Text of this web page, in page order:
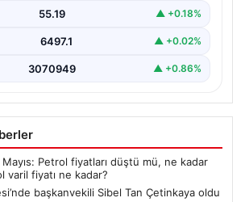
55.19 ▲ +0.18%
6497.1 ▲ +0.02%
3070949 ▲ +0.86%
Petrol fiyatları düştü mü, ne kadar
varil fiyatı ne kadar?
başkanvekili Sibel Tan Çetinkaya oldu